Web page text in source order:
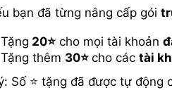
bạn đã từng nâng cấp gói
Tặng 20⭐ cho mọi tài khoản
Tặng thêm 30⭐ cho các tài
Số ⭐ tặng đã được tự